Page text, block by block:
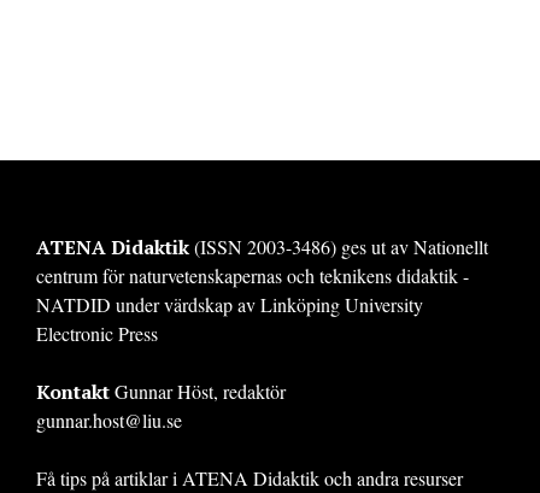
ATENA Didaktik(ISSN 2003-3486) ges ut av Nationellt
centrum för naturvetenskapernas och teknikens didaktik -
NATDID under värdskap av Linköping University
Electronic Press
KontaktGunnar Höst, redaktör
gunnar.host@liu.se
Få tips på artiklar i ATENA Didaktik och andra resurser